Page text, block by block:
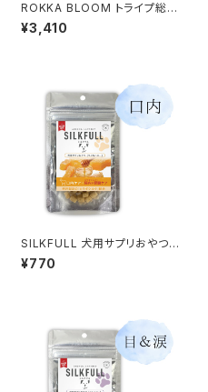
ROKKA BLOOM トライプ総合
栄養食 エゾ鹿＆馬肉 500g
¥3,410
SILKFULL 犬用サプリおやつ
【口内ケア (マヌカハニー)】シル
クフル
¥770